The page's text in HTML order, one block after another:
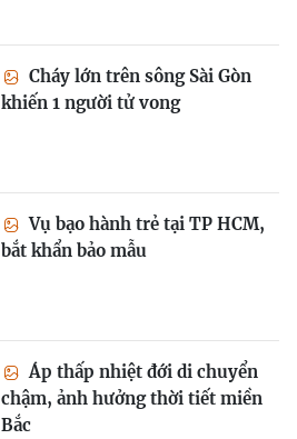
Cháy lớn trên sông Sài Gòn
khiến 1 người tử vong
Vụ bạo hành trẻ tại TP HCM,
bắt khẩn bảo mẫu
Áp thấp nhiệt đới di chuyển
chậm, ảnh hưởng thời tiết miền
Bắc